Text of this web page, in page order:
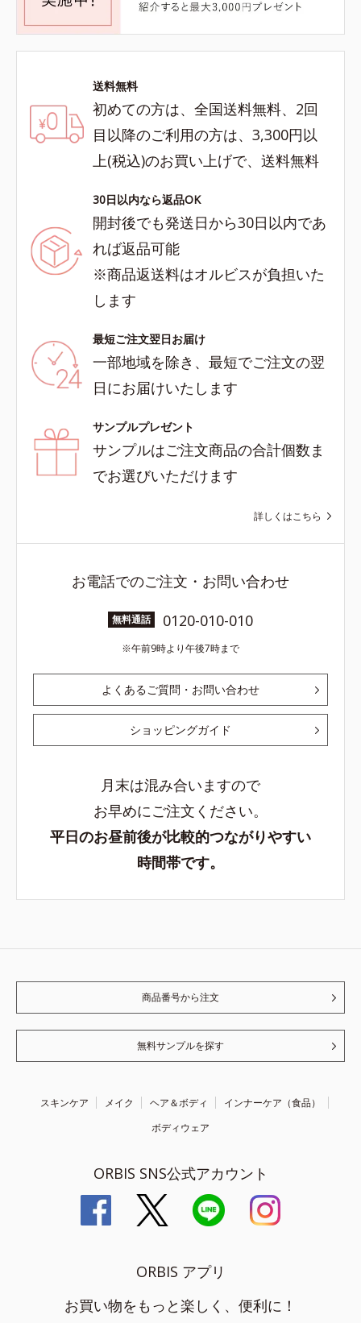
送料無料
初めての方は、全国送料無料、2回
目以降のご利用の方は、3,300円以
上(税込)のお買い上げで、送料無料
30日以内なら返品OK
開封後でも発送日から30日以内であ
れば返品可能
※商品返送料はオルビスが負担いた
します
最短ご注文翌日お届け
一部地域を除き、最短でご注文の翌
日にお届けいたします
サンプルプレゼント
サンプルはご注文商品の合計個数ま
でお選びいただけます
詳しくはこちら
お電話でのご注文・お問い合わせ
無料通話 0120-010-010
午前9時より午後7時まで
よくあるご質問・お問い合わせ
ショッピングガイド
月末は混み合いますので
お早めにご注文ください。
平日のお昼前後が比較的つながりやすい
時間帯です。
商品番号から注文
無料サンプルを探す
スキンケア メイク ヘア＆ボディ
インナーケア（食品）
ボディウェア
ORBIS SNS公式アカウント
ORBIS アプリ
お買い物をもっと楽しく、便利に！